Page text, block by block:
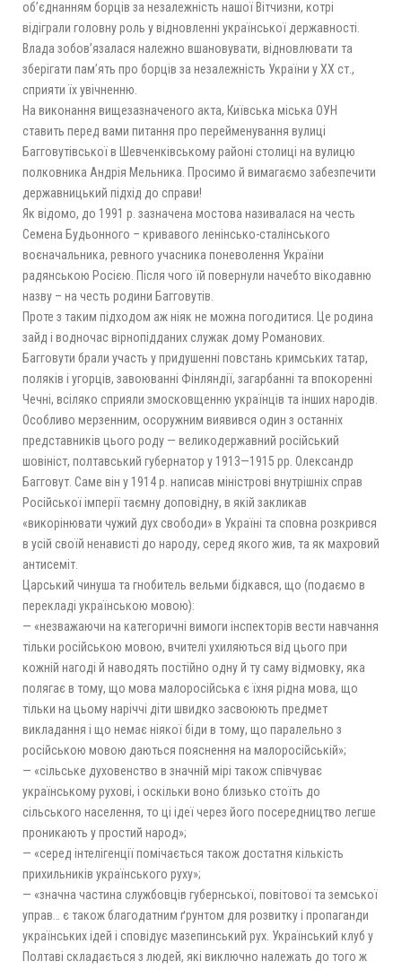
об’єднанням борців за незалежність нашої Вітчизни, котрі
відіграли головну роль у відновленні української державності.
Влада зобов’язалася належно вшановувати, відновлювати та
зберігати пам’ять про борців за незалежність України у XX ст.,
сприяти їх увічненню.
На виконання вищезазначеного акта, Київська міська ОУН
ставить перед вами питання про перейменування вулиці
Багговутівської в Шевченківському районі столиці на вулицю
полковника Андрія Мельника. Просимо й вимагаємо забезпечити
державницький підхід до справи!
Як відомо, до 1991 р. зазначена мостова називалася на честь
Семена Будьонного – кривавого ленінсько-сталінського
воєначальника, ревного учасника поневолення України
радянською Росією. Після чого їй повернули начебто вікодавню
назву – на честь родини Багговутів.
Проте з таким підходом аж ніяк не можна погодитися. Це родина
зайд і водночас вірнопідданих служак дому Романових.
Багговути брали участь у придушенні повстань кримських татар,
поляків і угорців, завоюванні Фінляндії, загарбанні та впокоренні
Чечні, всіляко сприяли змосковщенню українців та інших народів.
Особливо мерзенним, осоружним виявився один з останніх
представників цього роду — великодержавний російський
шовініст, полтавський губернатор у 1913—1915 рр. Олександр
Багговут. Саме він у 1914 р. написав міністрові внутрішніх справ
Російської імперії таємну доповідну, в якій закликав
«викорінювати чужий дух свободи» в Україні та сповна розкрився
в усій своїй ненависті до народу, серед якого жив, та як махровий
антисеміт.
Царський чинуша та гнобитель вельми бідкався, що (подаємо в
перекладі українською мовою):
— «незважаючи на категоричні вимоги інспекторів вести навчання
тільки російською мовою, вчителі ухиляються від цього при
кожній нагоді й наводять постійно одну й ту саму відмовку, яка
полягає в тому, що мова малоросійська є їхня рідна мова, що
тільки на цьому наріччі діти швидко засвоюють предмет
викладання і що немає ніякої біди в тому, що паралельно з
російською мовою даються пояснення на малоросійській»;
— «сільське духовенство в значній мірі також співчуває
українському рухові, і оскільки воно близько стоїть до
сільського населення, то ці ідеї через його посередництво легше
проникають у простий народ»;
— «серед інтелігенції помічається також достатня кількість
прихильників українського руху»;
— «значна частина службовців губернської, повітової та земської
управ… є також благодатним ґрунтом для розвитку і пропаганди
українських ідей і сповідує мазепинський рух. Український клуб у
Полтаві складається з людей, які виключно належать до того ж